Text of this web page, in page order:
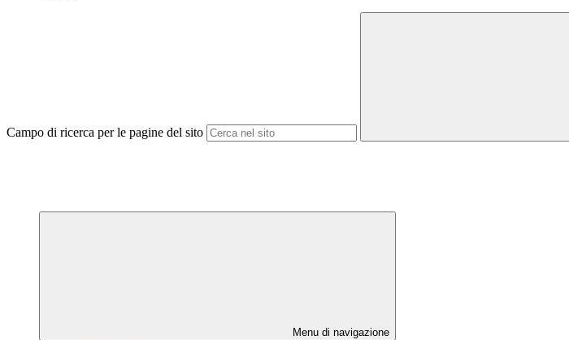
Campo di ricerca per le pagine del sito
Menu di navigazione